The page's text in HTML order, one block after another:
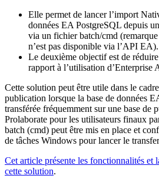
Elle permet de lancer l’import
données EA PostgreSQL depuis
via un fichier batch/cmd
n’est pas disponible via l’API EA).
Le deuxième objectif est de
rapport à l’utilisation d’Enterprise
Cette solution peut être utile dans le
publication lorsque la base de données
transférée fréquemment sur une base de
Prolaborate pour les utilisateurs finaux
batch (cmd) peut être mis en place et
de tâches Windows pour lancer le
Cet article présente les fonctionnalités et
cette solution.